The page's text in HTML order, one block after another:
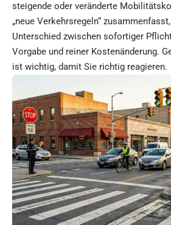
steigende oder veränderte
„neue Verkehrsregeln“
Unterschied zwischen sofortiger
Vorgabe und reiner Kostenänderung.
ist wichtig, damit Sie richtig reagieren.